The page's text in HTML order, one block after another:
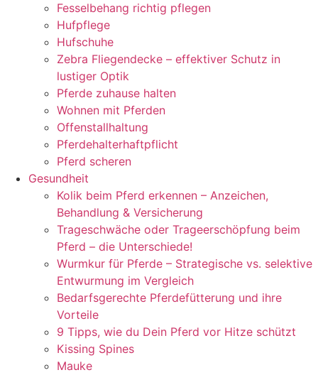
Fesselbehang richtig pflegen
Hufpflege
Hufschuhe
Zebra Fliegendecke – effektiver Schutz in
lustiger Optik
Pferde zuhause halten
Wohnen mit Pferden
Offenstallhaltung
Pferdehalterhaftpflicht
Pferd scheren
Gesundheit
Kolik beim Pferd erkennen – Anzeichen,
Behandlung & Versicherung
Trageschwäche oder Trageerschöpfung beim
Pferd – die Unterschiede!
Wurmkur für Pferde – Strategische vs. selektive
Entwurmung im Vergleich
Bedarfsgerechte Pferdefütterung und ihre
Vorteile
9 Tipps, wie du Dein Pferd vor Hitze schützt
Kissing Spines
Mauke